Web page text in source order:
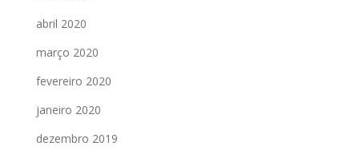
abril 2020
março 2020
fevereiro 2020
janeiro 2020
dezembro 2019